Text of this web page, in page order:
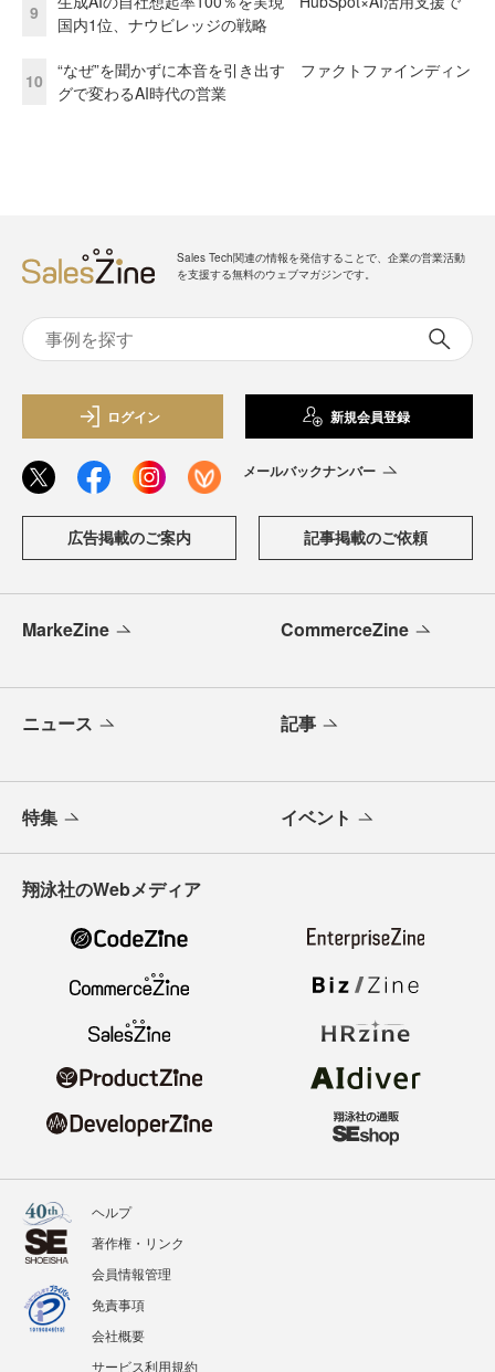
9
国内1位、ナウビレッジの戦略
10
“なぜ”を聞かずに本音を引き出す ファクトファインディン
グで変わるAI時代の営業
Sales Tech関連の情報を発信することで、企業の営業活動
を支援する無料のウェブマガジンです。
ログイン 新規会員登録
メールバックナンバー
広告掲載のご案内 記事掲載のご依頼
MarkeZine CommerceZine
ニュース 記事
特集 イベント
翔泳社のWebメディア
ヘルプ
著作権・リンク
会員情報管理
免責事項
会社概要
サービス利用規約